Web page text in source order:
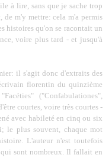
à lire, sans que je sache trop
de m'y mettre: cela m'a permis
histoires qu'on se racontait un
voire plus tard - et jusqu'à
il s'agit donc d'extraits des
florentin du quinzième
("Confabulationes",
courtes, voire très courtes -
avec habileté en cinq ou six
le plus souvent, chaque mot
L'auteur n'est toutefois
sont nombreux. Il fallait en